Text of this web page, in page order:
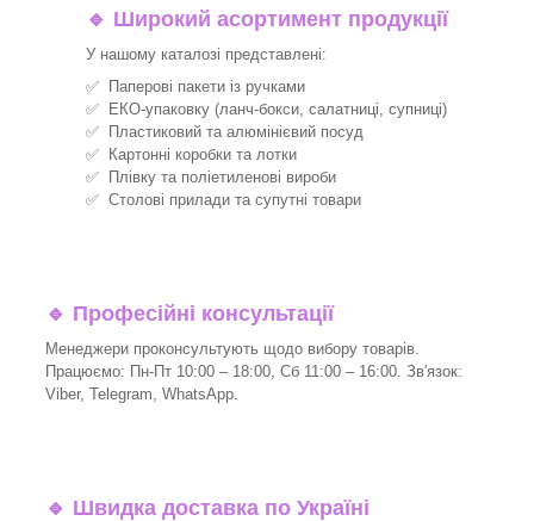
🔹 Широкий асортимент продукції
У нашому каталозі представлені:
✅ Паперові пакети із ручками
✅ ЕКО-упаковку (ланч-бокси, салатниці, супниці)
✅ Пластиковий та алюмінієвий посуд
✅ Картонні коробки та лотки
✅ Плівку та поліетиленові вироби
✅ Столові прилади та супутні товари
🔹 Професійні консультації
Менеджери проконсультують щодо вибору товарів.
Працюємо: Пн-Пт 10:00 – 18:00, Сб 11:00 – 16:00. Зв'язок:
Viber, Telegram, WhatsApp.
🔹 Швидка доставка по Україні